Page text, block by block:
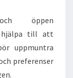
öppen
hjälpa till att
uppmuntra
preferenser